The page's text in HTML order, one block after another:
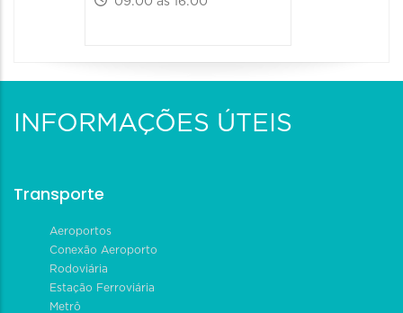
INFORMAÇÕES ÚTEIS
Transporte
Aeroportos
Conexão Aeroporto
Rodoviária
Estação Ferroviária
Metrô